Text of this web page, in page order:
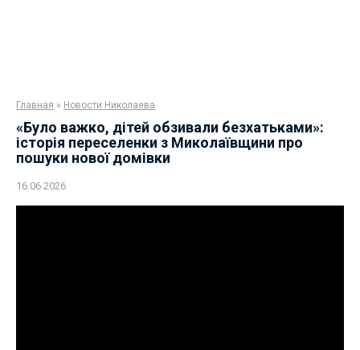
Главная » Новости Николаева
«Було важко, дітей обзивали безхатьками»:
історія переселенки з Миколаївщини про
пошуки нової домівки
16.06.2026